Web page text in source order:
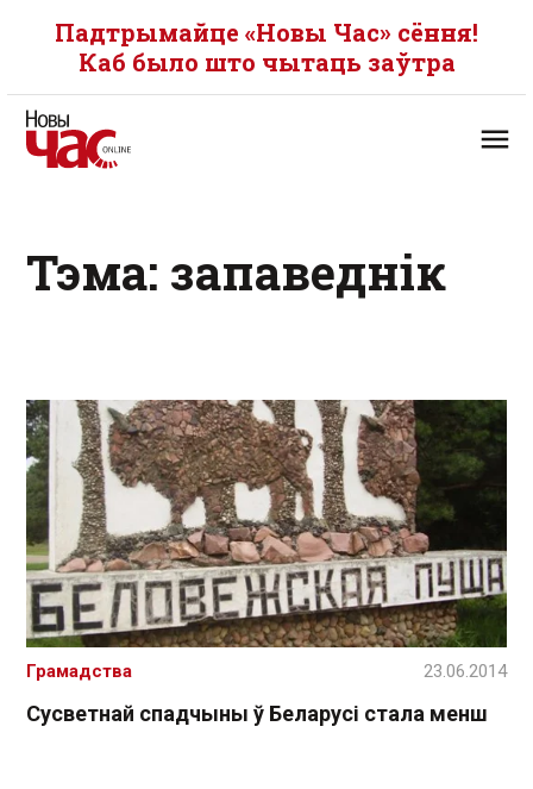
Падтрымайце «Новы Час» сёння!
Каб было што чытаць заўтра
Тэма: запаведнік
Сусветнай спадчыны ў Беларусі стала менш
Грамадства 23.06.2014